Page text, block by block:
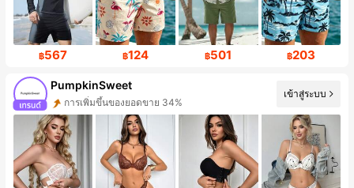
฿567 ฿124 ฿501 ฿203
PumpkinSweet
การเพิ่มขึ้นของผู้ติดตาม 269%
เข้าสู่ระบบ